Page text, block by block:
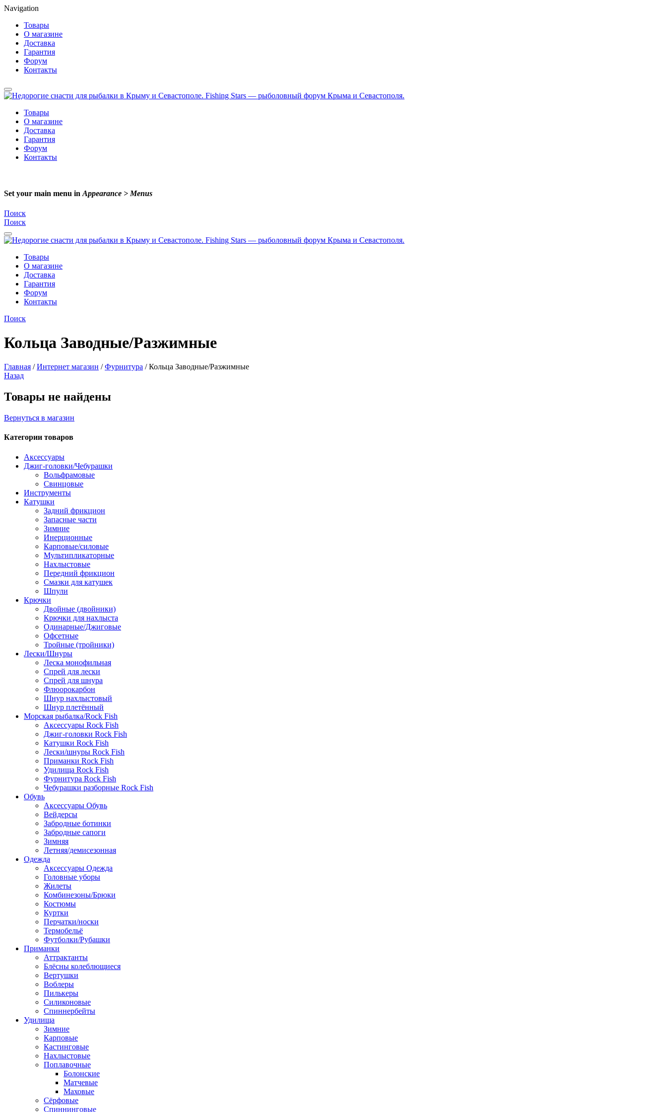
Navigation
Товары
О магазине
Доставка
Гарантия
Форум
Контакты
Товары
О магазине
Доставка
Гарантия
Форум
Контакты
Set your main menu in Appearance > Menus
Поиск
Поиск
Товары
О магазине
Доставка
Гарантия
Форум
Контакты
Поиск
Кольца Заводные/Разжимные
Главная / Интернет магазин / Фурнитура /Кольца Заводные/Разжимные
Назад
Товары не найдены
Вернуться в магазин
Категории товаров
Аксессуары
Джиг-головки/Чебурашки
Вольфрамовые
Свинцовые
Инструменты
Катушки
Задний фрикцион
Запасные части
Зимние
Инерционные
Карповые/силовые
Мультипликаторные
Нахлыстовые
Передний фрикцион
Смазки для катушек
Шпули
Крючки
Двойные (двойники)
Крючки для нахлыста
Одинарные/Джиговые
Офсетные
Тройные (тройники)
Лески/Шнуры
Леска монофильная
Спрей для лески
Спрей для шнура
Флюорокарбон
Шнур нахлыстовый
Шнур плетённый
Морская рыбалка/Rock Fish
Аксессуары Rock Fish
Джиг-головки Rock Fish
Катушки Rock Fish
Лески/шнуры Rock Fish
Приманки Rock Fish
Удилища Rock Fish
Фурнитура Rock Fish
Чебурашки разборные Rock Fish
Обувь
Аксессуары Обувь
Вейдерсы
Забродные ботинки
Забродные сапоги
Зимняя
Летняя/демисезонная
Одежда
Аксессуары Одежда
Головные уборы
Жилеты
Комбинезоны/Брюки
Костюмы
Куртки
Перчатки/носки
Термобельё
Футболки/Рубашки
Приманки
Аттрактанты
Блёсны колеблющиеся
Вертушки
Воблеры
Пилькеры
Силиконовые
Спиннербейты
Удилища
Зимние
Карповые
Кастинговые
Нахлыстовые
Поплавочные
Болонские
Матчевые
Маховые
Сёрфовые
Спиннинговые